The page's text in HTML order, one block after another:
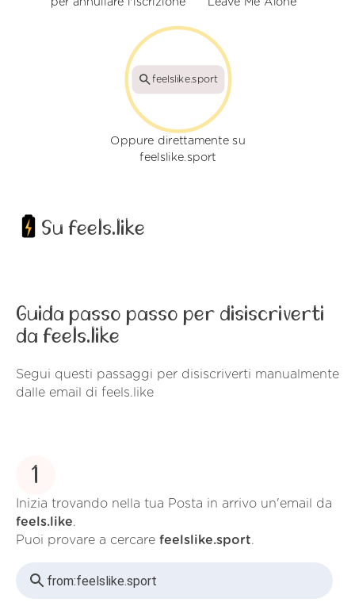
feelslike.sport
Oppure direttamente su
feelslike.sport
Su feels.like
Guida passo passo per disiscriverti
da feels.like
Segui questi passaggi per disiscriverti manualmente
dalle email di feels.like
1
Inizia trovando nella tua Posta in arrivo un'email da
feels.like.
Puoi provare a cercare feelslike.sport.
from:feelslike.sport